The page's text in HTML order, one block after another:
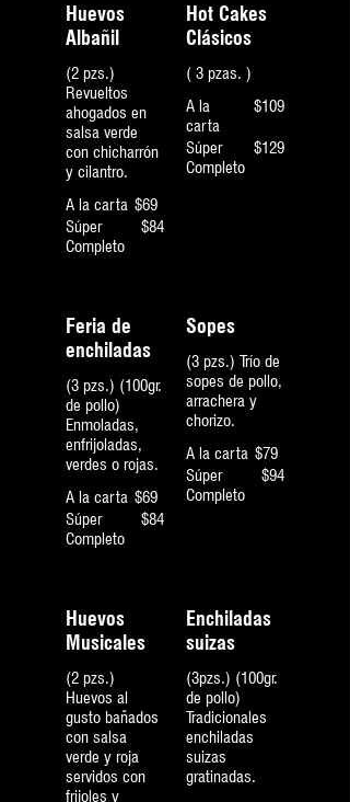
Huevos
Albañil
(2 pzs.)
Revueltos
ahogados en
salsa verde
con chicharrón
y cilantro.
A la carta $69
Súper
Completo
$84
Hot Cakes
Clásicos
( 3 pzas. )
A la
carta
$109
Súper
Completo
$129
Feria de
enchiladas
(3 pzs.) (100gr.
de pollo)
Enmoladas,
enfrijoladas,
verdes o rojas.
A la carta $69
Súper
Completo
$84
Sopes
(3 pzs.) Trío de
sopes de pollo,
arrachera y
chorizo.
A la carta $79
Súper
Completo
$94
Huevos
Musicales
(2 pzs.)
Huevos al
gusto bañados
con salsa
verde y roja
servidos con
frijoles y
Enchiladas
suizas
(3pzs.) (100gr.
de pollo)
Tradicionales
enchiladas
suizas
gratinadas.